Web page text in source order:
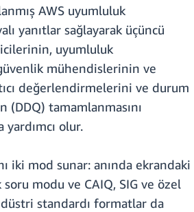
AWS uyumluluk
yanıtlar sağlayarak üçüncü
uyumluluk
mühendislerinin ve
değerlendirmelerini ve durum
tamamlanmasını
yardımcı olur.
iki mod sunar: anında ekrandaki
modu ve CAIQ, SIG ve özel
standardı formatlar da